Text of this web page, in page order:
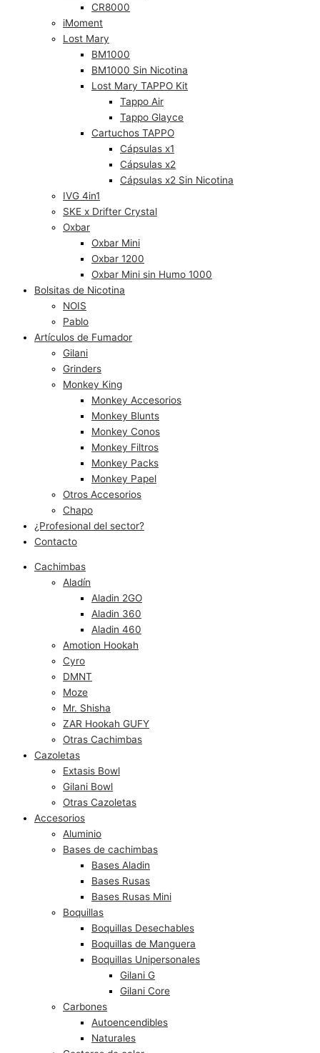
CR8000
iMoment
Lost Mary
BM1000
BM1000 Sin Nicotina
Lost Mary TAPPO Kit
Tappo Air
Tappo Glayce
Cartuchos TAPPO
Cápsulas x1
Cápsulas x2
Cápsulas x2 Sin Nicotina
IVG 4in1
SKE x Drifter Crystal
Oxbar
Oxbar Mini
Oxbar 1200
Oxbar Mini sin Humo 1000
Bolsitas de Nicotina
NOIS
Pablo
Artículos de Fumador
Gilani
Grinders
Monkey King
Monkey Accesorios
Monkey Blunts
Monkey Conos
Monkey Filtros
Monkey Packs
Monkey Papel
Otros Accesorios
Chapo
¿Profesional del sector?
Contacto
Cachimbas
Aladín
Aladin 2GO
Aladin 360
Aladin 460
Amotion Hookah
Cyro
DMNT
Moze
Mr. Shisha
ZAR Hookah GUFY
Otras Cachimbas
Cazoletas
Extasis Bowl
Gilani Bowl
Otras Cazoletas
Accesorios
Aluminio
Bases de cachimbas
Bases Aladin
Bases Rusas
Bases Rusas Mini
Boquillas
Boquillas Desechables
Boquillas de Manguera
Boquillas Unipersonales
Gilani G
Gilani Core
Carbones
Autoencendibles
Naturales